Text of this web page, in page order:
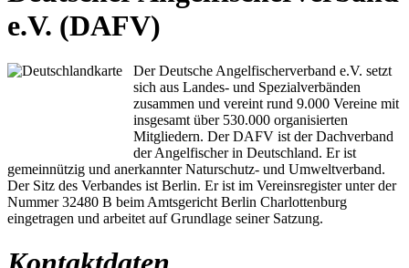
e.V. (DAFV)
Der Deutsche Angelfischerverband e.V. setzt
sich aus Landes- und Spezialverbänden
zusammen und vereint rund 9.000 Vereine mit
insgesamt über 530.000 organisierten
Mitgliedern. Der DAFV ist der Dachverband
der Angelfischer in Deutschland. Er ist
gemeinnützig und anerkannter Naturschutz- und Umweltverband.
Der Sitz des Verbandes ist Berlin. Er ist im Vereinsregister unter der
Nummer 32480 B beim Amtsgericht Berlin Charlottenburg
eingetragen und arbeitet auf Grundlage seiner Satzung.